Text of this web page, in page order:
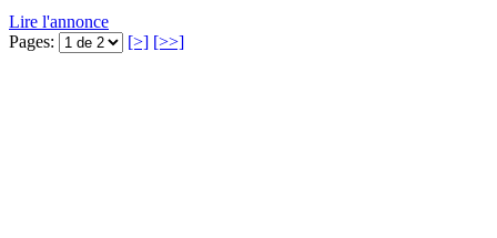
Lire l'annonce
Pages:
[>] [>>]